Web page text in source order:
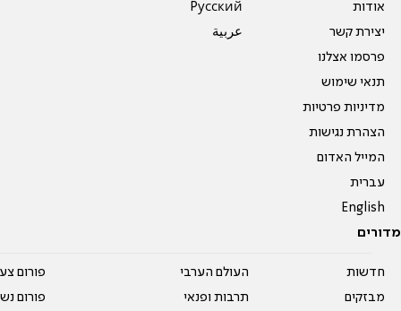
אודות
יצירת קשר
פרסמו אצלנו
תנאי שימוש
מדיניות פרטיות
הצהרת נגישות
המייל האדום
עברית
English
Pусский
عربية
מדורים
חדשות
מבזקים
העולם הערבי
תרבות ופנאי
פורום
פורום